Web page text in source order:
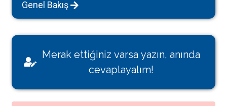
Genel Bakış
Merak ettiğiniz varsa yazın, anında
cevaplayalım!